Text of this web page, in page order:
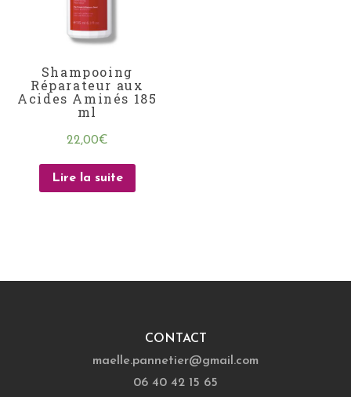
Shampooing
Réparateur aux
Acides Aminés 185
ml
22,00€
Lire la suite
CONTACT
maelle.pannetier@gmail.com
06 40 42 15 65